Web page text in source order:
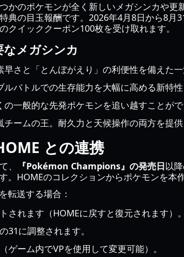
かのポケモンが全く新しいメガシンカや更
典の目玉報酬です。2026年4月8日から8月
クイッククーポン100枚を受け取れます。
メガシンカ
早さと「とんぼがえり」の利便性を備えた一
ルバトルでの生存能力を大幅に高める新特性
の一般的な先発ポケモンを追い越すことがで
チームの王。耐久力と天候操作の両方を提供
との連携
、 『Pokémon Champions』の発売日以
。HOMEのコレクションからポケモンを本
転送する場合：
されます（HOMEに戻すと復元されます）。
31に調整されます。
ゲーム内でVPを使用して変更可能）。